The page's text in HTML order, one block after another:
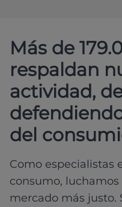
Más de
respaldan
actividad,
del
Como especialistas
consumo,
mercado más justo.